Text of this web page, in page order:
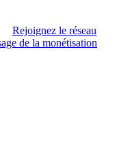
Rejoignez le réseau
de la monétisation